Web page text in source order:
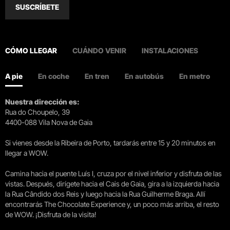
SUSCRÍBETE
CÓMO LLEGAR CUÁNDO VENIR INSTALACIONES
A pie En coche En tren En autobús En metro
Nuestra dirección es:
Rua do Choupelo, 39
4400-088 Vila Nova de Gaia
Si vienes desde la Ribeira de Porto, tardarás entre 15 y 20 minutos en
llegar a WOW.
Camina hacia el puente Luís I, cruza por el nivel inferior y disfruta de las
vistas. Después, dirígete hacia el Cais de Gaia, gira a la izquierda hacia
la Rua Cândido dos Reis y luego hacia la Rua Guilherme Braga. Allí
encontrarás The Chocolate Experience y, un poco más arriba, el resto
de WOW. ¡Disfruta de la visita!